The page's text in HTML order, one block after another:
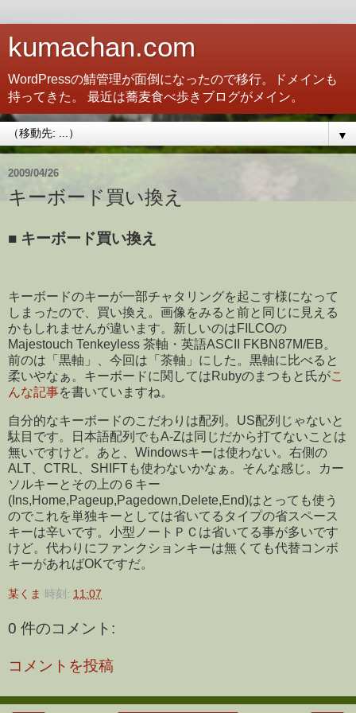
kumachan.com
WordPressの鯖管理が面倒になったので移行。ドメインも
持ってきた。 最近は蕎麦食べ歩きブログがメイン。
▼
2009/04/26
キーボード買い換え
■ キーボード買い換え
キーボードのキーが一部チャタリングを起こす様になって
しまったので、買い換え。画像をみると前と同じに見える
かもしれませんが違います。新しいのはFILCOの
Majestouch Tenkeyless 茶軸・英語ASCII FKBN87M/EB。
前のは「黒軸」、今回は「茶軸」にした。黒軸に比べると
柔いやなぁ。キーボードに関してはRubyのまつもと氏がこ
んな記事を書いていますね。
自分的なキーボードのこだわりは配列。US配列じゃないと
駄目です。日本語配列でもA-Zは同じだから打てないことは
無いですけど。あと、Windowsキーは使わない。右側の
ALT、CTRL、SHIFTも使わないかなぁ。そんな感じ。カー
ソルキーとその上の６キー
(Ins,Home,Pageup,Pagedown,Delete,End)はとっても使う
のでこれを単独キーとしては省いてるタイプの省スペース
キーは辛いです。小型ノートＰＣは省いてる事が多いです
けど。代わりにファンクションキーは無くても代替コンボ
キーがあればOKですだ。
某くま 時刻: 11:07
0 件のコメント:
コメントを投稿